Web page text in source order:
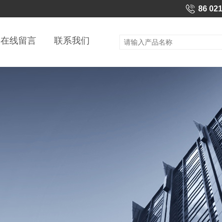
86
在线留言 联系我们